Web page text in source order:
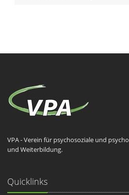
VPA - Verein für psychosoziale und
und Weiterbildung.
Quicklinks